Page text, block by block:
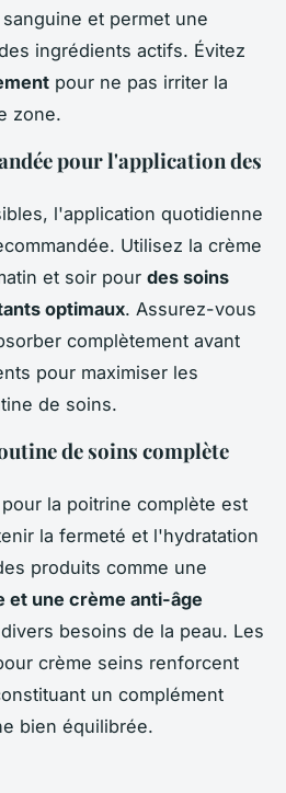
et permet une
ingrédients actifs. Évitez
pour ne pas irriter la
zone.
pour l'application des
l'application quotidienne
Utilisez la crème
et soir pour des soins
optimaux. Assurez-vous
complètement avant
pour maximiser les
de soins.
de soins complète
la poitrine complète est
la fermeté et l'hydratation
produits comme une
et une crème anti-âge
besoins de la peau. Les
crème seins renforcent
un complément
bien équilibrée.